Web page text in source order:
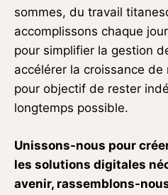
sommes, du travail
accomplissons chaque
pour simplifier la gestion
accélérer la croissance
pour objectif de rester
longtemps possible.
Unissons-nous pour
les solutions digitales
avenir, rassemblons-